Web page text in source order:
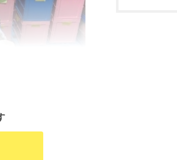
トでは、グッドごは
いるということが分
介します。